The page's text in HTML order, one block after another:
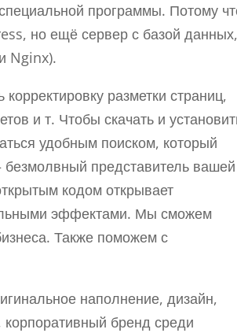
программы. Потому
но ещё сервер с базой
Nginx).
разметки страниц,
и т. Чтобы скачать и
удобным поиском, который
представитель вашей
кодом открывает
эффектами. Мы сможем
Также поможем с
наполнение, дизайн,
бренд среди